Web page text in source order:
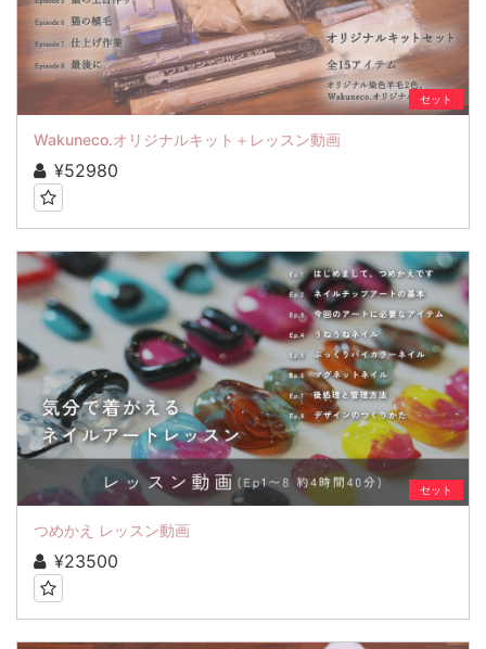
セット
Wakuneco.オリジナルキット＋レッスン動画
¥52980
セット
つめかえ レッスン動画
¥23500